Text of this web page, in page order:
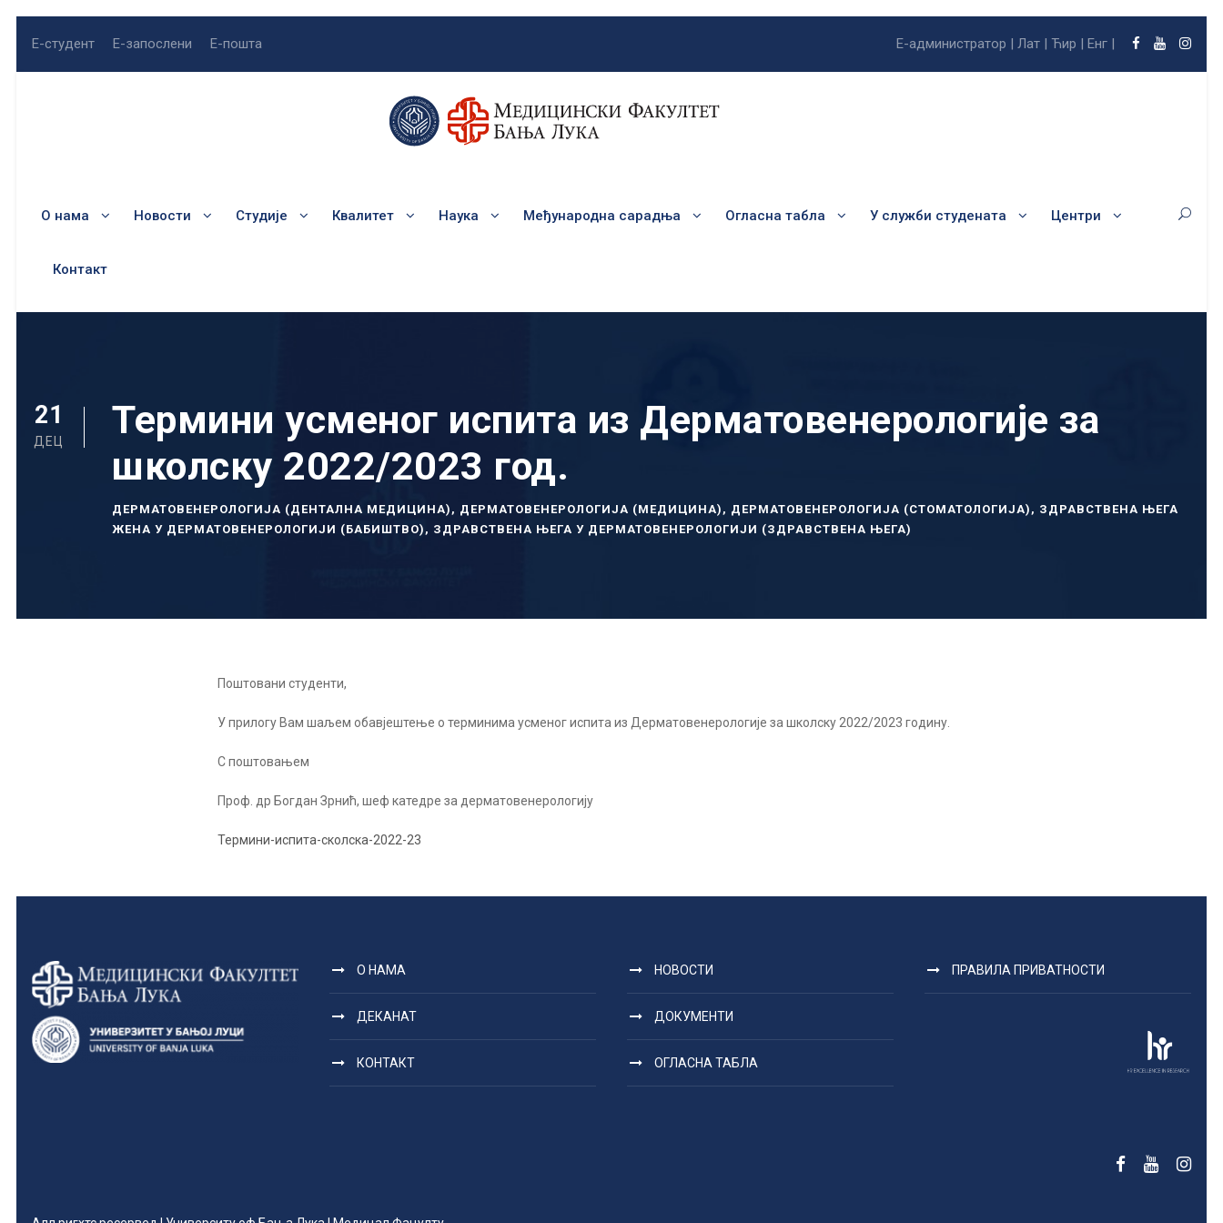
Е-студент Е-запослени Е-пошта Е-администратор | Лат | Ћир | Енг |
О нама Новости Студије Квалитет Наука Међународна сарадња Огласна табла У служби студената Центри
Контакт
21
ДЕЦ
Термини усменог испита из Дерматовенерологије за
школску 2022/2023 год.
ДЕРМАТОВЕНЕРОЛОГИЈА (ДЕНТАЛНА МЕДИЦИНА) , ДЕРМАТОВЕНЕРОЛОГИЈА (МЕДИЦИНА) , ДЕРМАТОВЕНЕРОЛОГИЈА (СТОМАТОЛОГИЈА) , ЗДРАВСТВЕНА ЊЕГА
ЖЕНА У ДЕРМАТОВЕНЕРОЛОГИЈИ (БАБИШТВО) , ЗДРАВСТВЕНА ЊЕГА У ДЕРМАТОВЕНЕРОЛОГИЈИ (ЗДРАВСТВЕНА ЊЕГА)
Поштовани студенти,
У прилогу Вам шаљем обавјештење о терминима усменог испита из Дерматовенерологије за школску 2022/2023 годину.
С поштовањем
Проф. др Богдан Зрнић, шеф катедре за дерматовенерологију
Термини-испита-сколска-2022-23
О НАМА
ДЕКАНАТ
КОНТАКТ
НОВОСТИ
ДОКУМЕНТИ
ОГЛАСНА ТАБЛА
ПРАВИЛА ПРИВАТНОСТИ